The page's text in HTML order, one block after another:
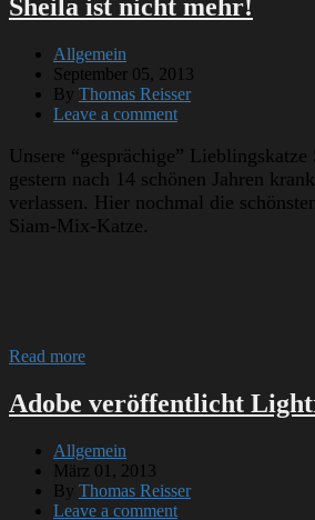
Sheila ist nicht mehr!
Allgemein
September 05, 2013
By Thomas Reisser
Leave a comment
Unsere “gesprächige” Lieblingskatze
gestern nach 14 schönen Jahren
verlassen. Hier nochmal die
Siam-Mix-Katze.
Read more
Adobe veröffentlicht
Allgemein
März 01, 2013
By Thomas Reisser
Leave a comment